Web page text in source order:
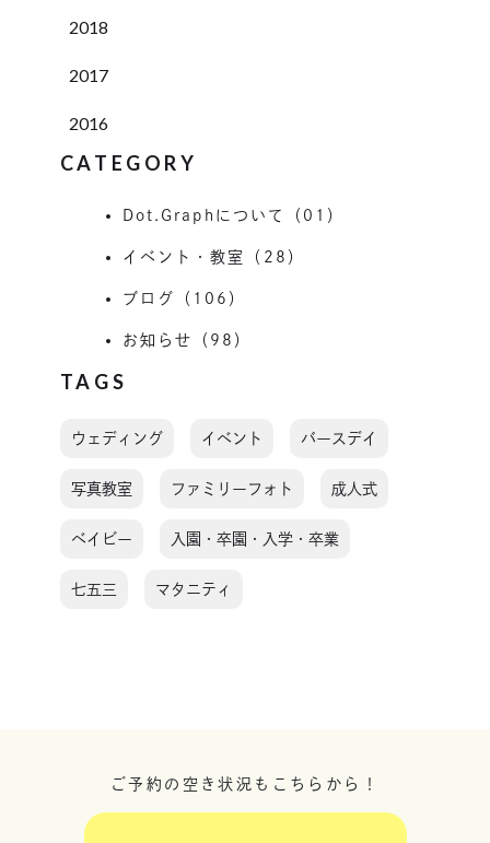
2018
2017
2016
CATEGORY
Dot.Graphについて（01）
イベント・教室（28）
ブログ（106）
お知らせ（98）
TAGS
ウェディング イベント バースデイ
写真教室 ファミリーフォト 成人式
ベイビー 入園・卒園・入学・卒業
七五三 マタニティ
ご予約の空き状況もこちらから！